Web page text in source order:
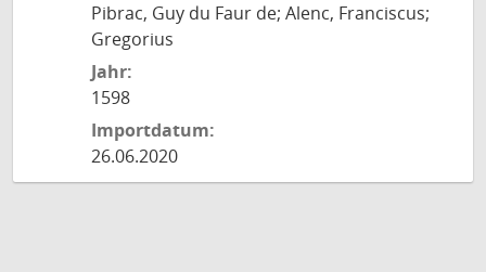
Pibrac, Guy du Faur de; Alenc, Franciscus;
Gregorius
Jahr:
1598
Importdatum:
26.06.2020